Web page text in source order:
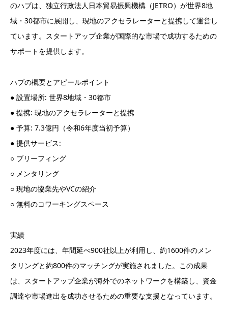
のハブは、独立行政法人日本貿易振興機構（JETRO）が世界8地
域・30都市に展開し、現地のアクセラレーターと提携して運営し
ています。スタートアップ企業が国際的な市場で成功するための
サポートを提供します。
ハブの概要とアピールポイント
● 設置場所: 世界8地域・30都市
● 提携: 現地のアクセラレーターと提携
● 予算: 7.3億円（令和6年度当初予算）
● 提供サービス:
○ ブリーフィング
○ メンタリング
○ 現地の協業先やVCの紹介
○ 無料のコワーキングスペース
実績
2023年度には、年間延べ900社以上が利用し、約1600件のメン
タリングと約800件のマッチングが実施されました。この成果
は、スタートアップ企業が海外でのネットワークを構築し、資金
調達や市場進出を成功させるための重要な支援となっています。